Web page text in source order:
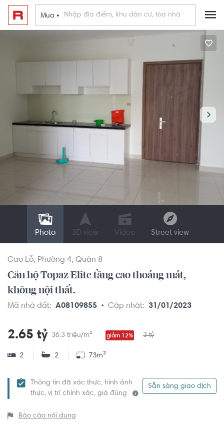
Mua •
Photo 3D view Video Street view
Cao Lỗ Phường 4 Quận 8
Căn hộ Topaz Elite tầng cao thoáng mát,
không nội thất.
Mã nhà đất: A08109855 Cập nhật: 31/01/2023
2.65 tỷ 36.3 triệu/m² giảm 12% 3 tỷ
2 2 73m²
Thông tin đã xác thực, hình ảnh
thực, vị trí chính xác, giá đúng
Sẵn sàng giao dịch
Báo cáo nội dung